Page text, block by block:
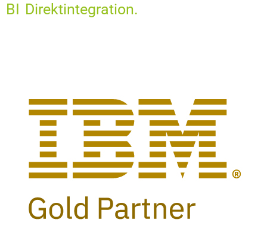
BI Direktintegration.